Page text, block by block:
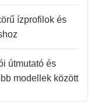
ízprofilok és
útmutató és
modellek között